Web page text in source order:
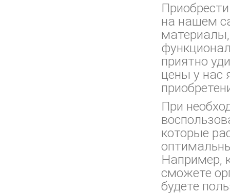
на нашем
приятно
цены у нас
При
которые
Например,
сможете
будете